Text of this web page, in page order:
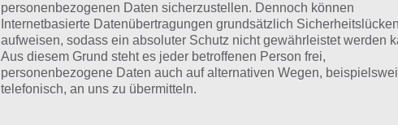
personenbezogenen Daten sicherzustellen. Dennoch können
Internetbasierte Datenübertragungen grundsätzlich Sicherheitslücken
aufweisen, sodass ein absoluter Schutz nicht gewährleistet werden
Aus diesem Grund steht es jeder betroffenen Person frei,
personenbezogene Daten auch auf alternativen Wegen,
telefonisch, an uns zu übermitteln.